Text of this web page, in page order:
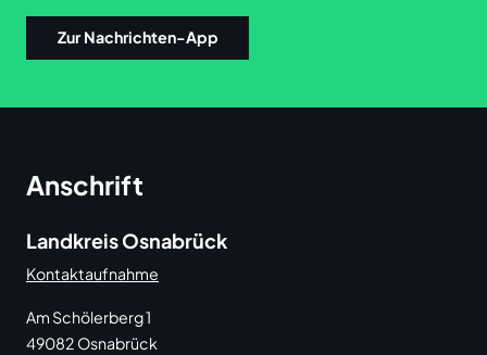
Zur Nachrichten-App
Anschrift
Landkreis Osnabrück
Kontaktaufnahme
Am Schölerberg 1
49082 Osnabrück